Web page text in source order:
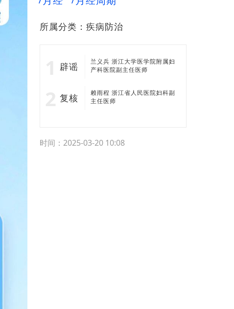
所属分类： 疾病防治
辟谣
兰义兵 浙江大学医学院附属妇
产科医院副主任医师
复核
赖雨程 浙江省人民医院妇科副
主任医师
时间：2025-03-20 10:08